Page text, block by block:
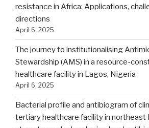
resistance in Africa: Applications,
directions
April 6, 2025
The journey to institutionalising
Stewardship (AMS) in a resource-
healthcare facility in Lagos, Nigeria
April 6, 2025
Bacterial profile and antibiogram of
tertiary healthcare facility in northeast